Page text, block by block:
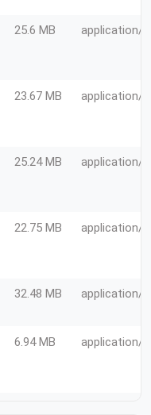
25.6 MB application/
23.67 MB application/
25.24 MB application/
22.75 MB application/
32.48 MB application/
6.94 MB application/